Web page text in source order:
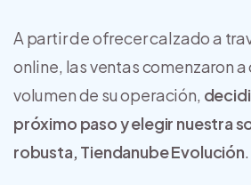
A partir de ofrecer calzado a
online, las ventas comenzaron a
volumen de su operación,
próximo paso y elegir nuestra
robusta, Tiendanube Evolución.